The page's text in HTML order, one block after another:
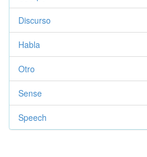
Discurso
Habla
Otro
Sense
Speech